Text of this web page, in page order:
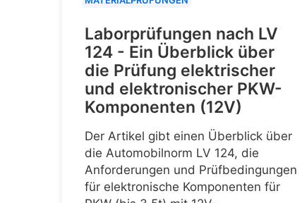
Laborprüfungen nach LV
124 - Ein Überblick über
die Prüfung elektrischer
und elektronischer PKW-
Komponenten (12V)
Der Artikel gibt einen Überblick über
die Automobilnorm LV 124, die
Anforderungen und Prüfbedingungen
für elektronische Komponenten für